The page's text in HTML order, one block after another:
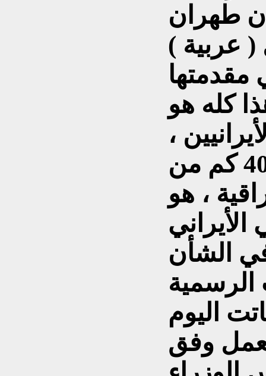
طهران
عربية )
كله هو
،
بأن الخط المار على بعد 40 كم من
، هو
الشأن
الرسمية
اليوم
تعمل وفق